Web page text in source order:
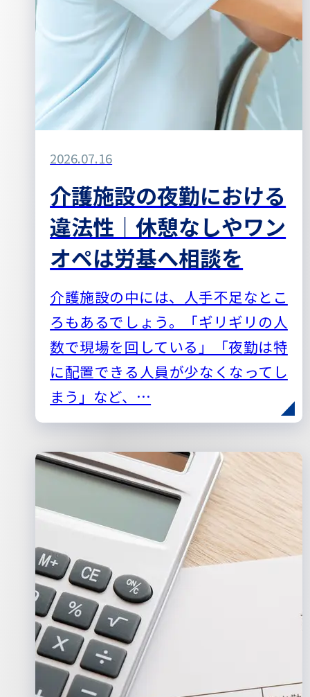
2026.07.16
介護施設の夜勤における
違法性｜休憩なしやワン
オペは労基へ相談を
介護施設の中には、人手不足なとこ
ろもあるでしょう。「ギリギリの人
数で現場を回している」「夜勤は特
に配置できる人員が少なくなってし
まう」など、…